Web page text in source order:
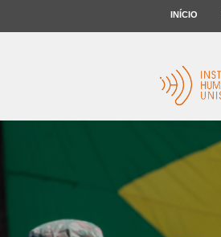
INÍCIO